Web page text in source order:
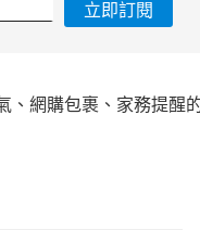
立即訂閱
、網購包裹、家務提醒